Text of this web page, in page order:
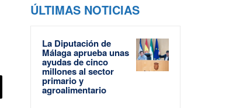
ÚLTIMAS NOTICIAS
La Diputación de
Málaga aprueba unas
ayudas de cinco
millones al sector
primario y
agroalimentario